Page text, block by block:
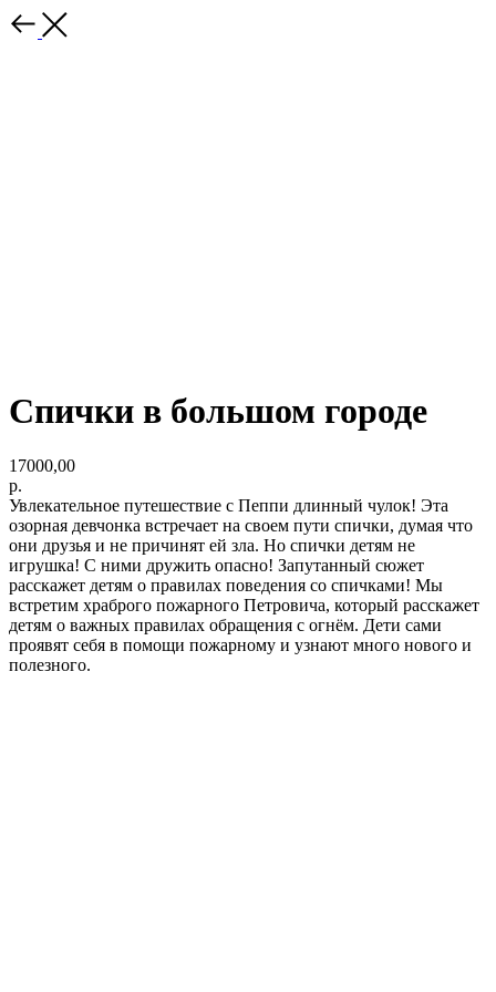
Спички в большом городе
17000,00
р.
Увлекательное путешествие с Пеппи длинный чулок! Эта
озорная девчонка встречает на своем пути спички, думая что
они друзья и не причинят ей зла. Но спички детям не
игрушка! С ними дружить опасно! Запутанный сюжет
расскажет детям о правилах поведения со спичками! Мы
встретим храброго пожарного Петровича, который расскажет
детям о важных правилах обращения с огнём. Дети сами
проявят себя в помощи пожарному и узнают много нового и
полезного.